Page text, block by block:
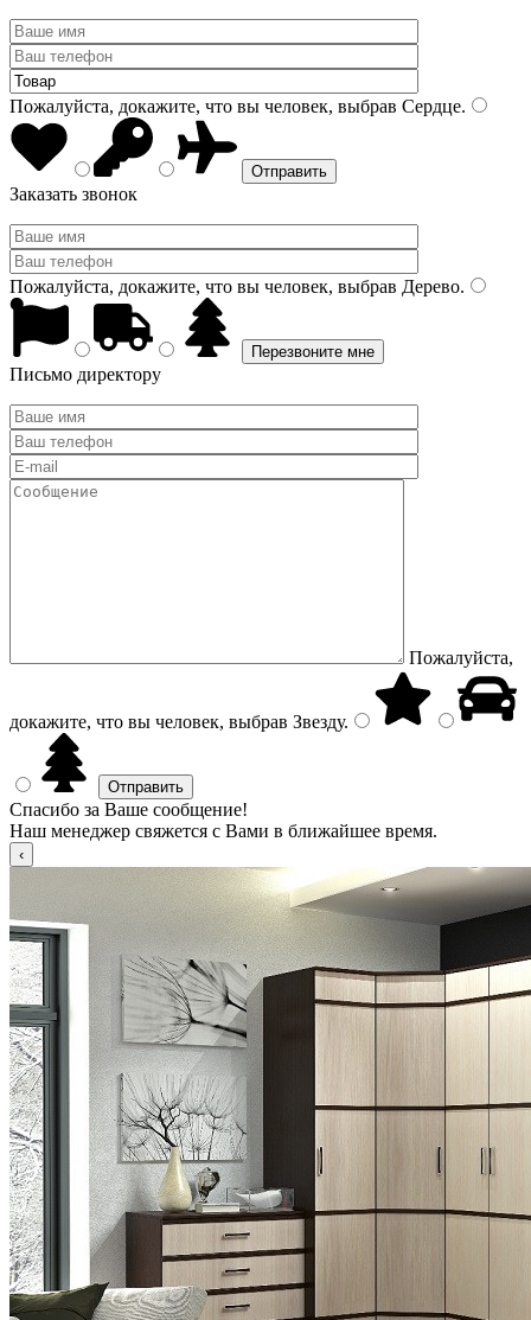
Пожалуйста, докажите, что вы человек, выбрав Сердце.
Заказать звонок
Пожалуйста, докажите, что вы человек, выбрав Дерево.
Письмо директору
Пожалуйста,
докажите, что вы человек, выбрав Звезду.
Спасибо за Ваше сообщение!
Наш менеджер свяжется с Вами в ближайшее время.